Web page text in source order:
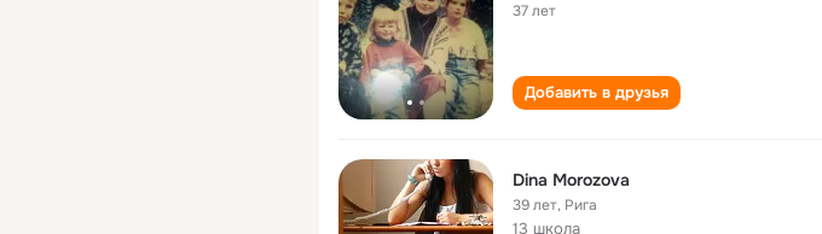
37 лет
Добавить в друзья
Dina Morozova
39 лет, Рига
13 школа